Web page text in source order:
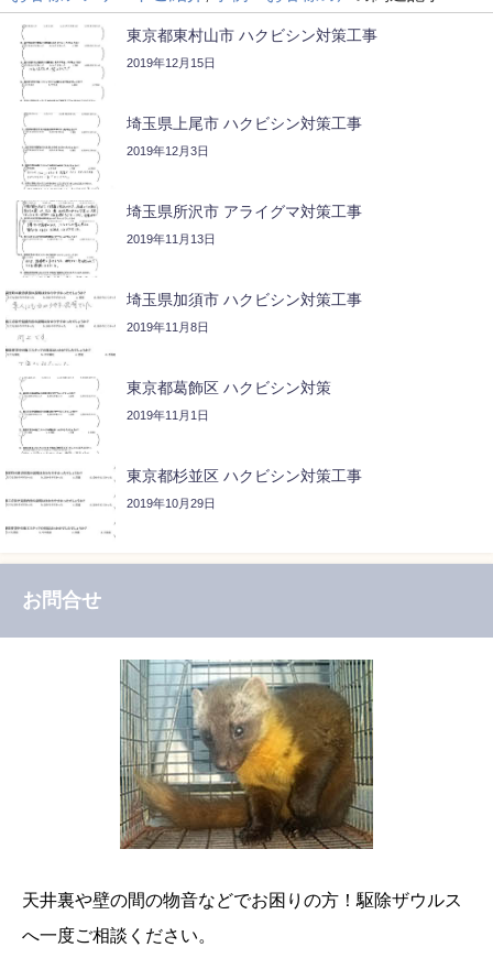
東京都東村山市 ハクビシン対策工事
2019年12月15日
埼玉県上尾市 ハクビシン対策工事
2019年12月3日
埼玉県所沢市 アライグマ対策工事
2019年11月13日
埼玉県加須市 ハクビシン対策工事
2019年11月8日
東京都葛飾区 ハクビシン対策
2019年11月1日
東京都杉並区 ハクビシン対策工事
2019年10月29日
お問合せ
天井裏や壁の間の物音などでお困りの方！駆除ザウルス
へ一度ご相談ください。